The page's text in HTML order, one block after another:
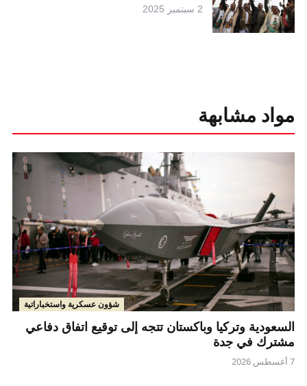
2 سبتمبر 2025
مواد مشابهة
شؤون عسكرية واستخباراتية
السعودية وتركيا وباكستان تتجه إلى توقيع اتفاق دفاعي
مشترك في جدة
7 أغسطس 2026